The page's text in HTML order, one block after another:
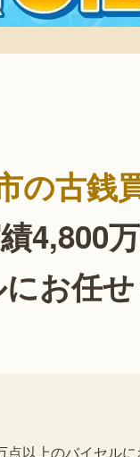
の古銭
4,800
お任せ
以上のバイセル